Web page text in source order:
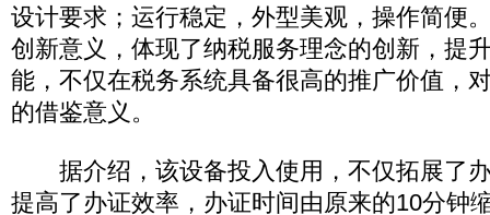
设计要求；运行稳定，外型美观，操作简便
创新意义，体现了纳税服务理念的创新，提
能，不仅在税务系统具备很高的推广价值，
的借鉴意义。
据介绍，该设备投入使用，不仅拓展了
提高了办证效率，办证时间由原来的10分钟